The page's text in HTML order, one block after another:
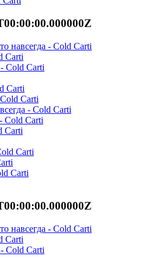
навсегда - Cold Carti
Carti
Cold Carti
Carti
Carti
- Cold Carti
Cold Carti
Carti
Carti
Carti
навсегда - Cold Carti
Carti
Cold Carti